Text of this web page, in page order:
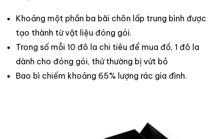
Khoảng một phần ba bãi chôn lấp trung bình được
tạo thành từ vật liệu đóng gói.
Trong số mỗi 10 đô la chi tiêu để mua đồ, 1 đô la
dành cho đóng gói, thứ thường bị vứt bỏ
Bao bì chiếm khoảng 65% lượng rác gia đình.